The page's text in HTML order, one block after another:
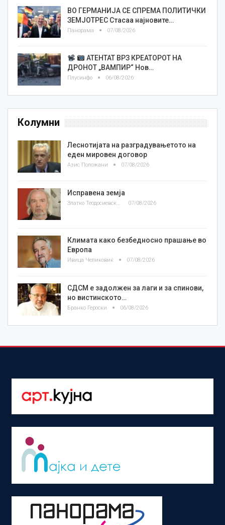
ВО ГЕРМАНИЈА СЕ СПРЕМА ПОЛИТИЧКИ
ЗЕМЈОТРЕС Стасаа најновите…
Панорама 07/08/2026
АТЕНТАТ ВРЗ КРЕАТОРОТ НА
ДРОНОТ „ВАМПИР“ Нов…
Плусинфо 06/08/2026
Колумни
Леснотијата на разградувањетото на
еден мировен договор
Азис Положани 07/08/2026
Исправена земја
Златко Теодосиевски 07/08/2026
Климата како безбедносно прашање во
Европа
Ивица Челиковиќ 07/08/2026
СДСМ е задолжен за лаги и за спинови,
но вистинското…
Бранко Героски 06/08/2026